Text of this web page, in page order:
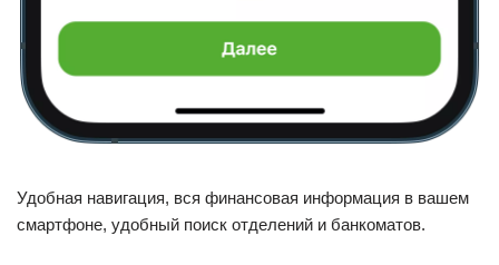
Удобная навигация, вся финансовая информация в вашем
смартфоне, удобный поиск отделений и банкоматов.